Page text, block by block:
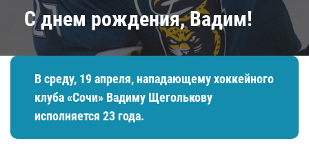
C днем рождения, Вадим!
В среду, 19 апреля, нападающему хоккейного
клуба «Сочи»​ Вадиму Щеголькову
исполняется 23 года.